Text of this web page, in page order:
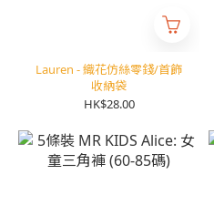
Lauren - 織花仿絲零錢/首飾
收納袋
HK$28.00